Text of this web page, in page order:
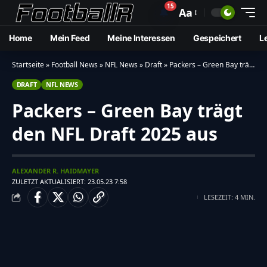
🔔15 Aa
Home Mein Feed Meine Interessen Gespeichert
Startseite» Football News» NFL News» Draft» Packers – Green Bay trägt den NFL Draft 2025 aus
DRAFT NFL NEWS
Packers – Green Bay trägt
den NFL Draft 2025 aus
ZULETZT AKTUALISIERT: 23.05.23 7:58
ALEXANDER R. HAIDMAYER
LESEZEIT: 4 MIN.